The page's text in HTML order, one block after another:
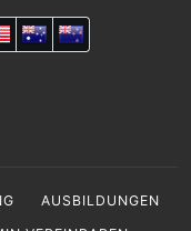
AUSBILDUNGEN